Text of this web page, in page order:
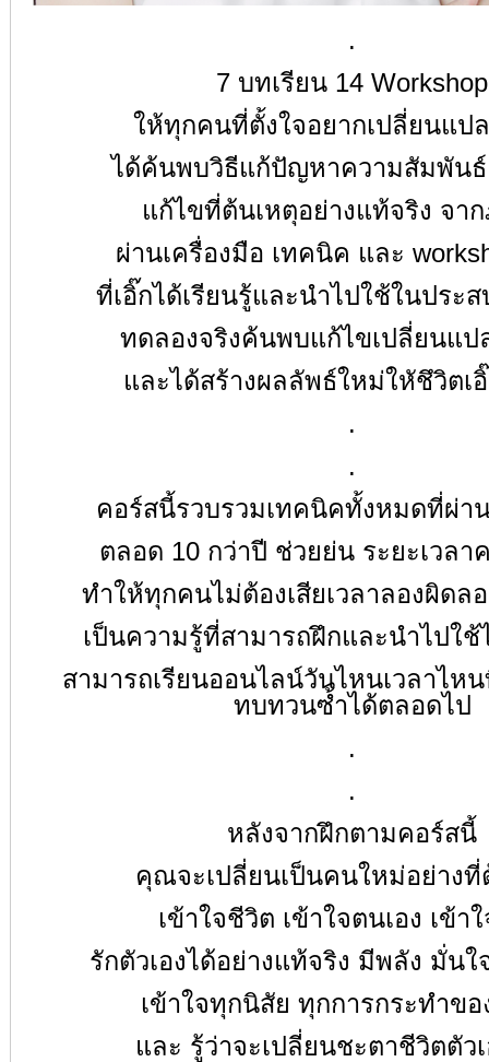
.
7 บทเรียน 14 Workshop
ให้ทุกคนที่ตั้งใจอยากเปลี่ยนแปล
ได้ค้นพบวิธีแก้ปัญหาความสัมพันธ์
แก้ไขที่ต้นเหตุอย่างแท้จริง จา
ผ่านเครื่องมือ เทคนิค และ
ที่เอิ๊กได้เรียนรู้และนำไปใช้ในประ
ทดลองจริงค้นพบแก้ไขเปลี่ยนแป
และได้สร้างผลลัพธ์ใหม่ใหัชึวิตเ
.
.
คอร์สนี้รวบรวมเทคนิคทั้งหมดที่ผ่า
ตลอด 10 กว่าปี ช่วยย่น ระยะเวลา
ทำให้ทุกคนไม่ต้องเสียเวลาลองผิดล
เป็นความรู้ที่สามารถฝึกและนำไปใ
สามารถเรียนออนไลน์วันไหนเวลาไห
ทบทวนซ้ำได้ตลอดไป
.
.
หลังจากฝึกตามคอร์สนี้
คุณจะเปลี่ยนเป็นคนใหม่อย่างที่
เข้าใจชีวิต เข้าใจตนเอง เข้า
รักตัวเองได้อย่างแท้จริง มีพลัง มั่นใ
เข้าใจทุกนิสัย ทุกการกระทำขอ
และ รู้ว่าจะเปลี่ยนชะตาชีวิตตัวเ